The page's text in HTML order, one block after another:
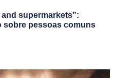
supermarkets”:
sobre pessoas comuns